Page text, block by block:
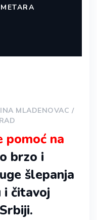
MLADENOVAC /
pomoć na
brzo i
šlepanja
i čitavoj